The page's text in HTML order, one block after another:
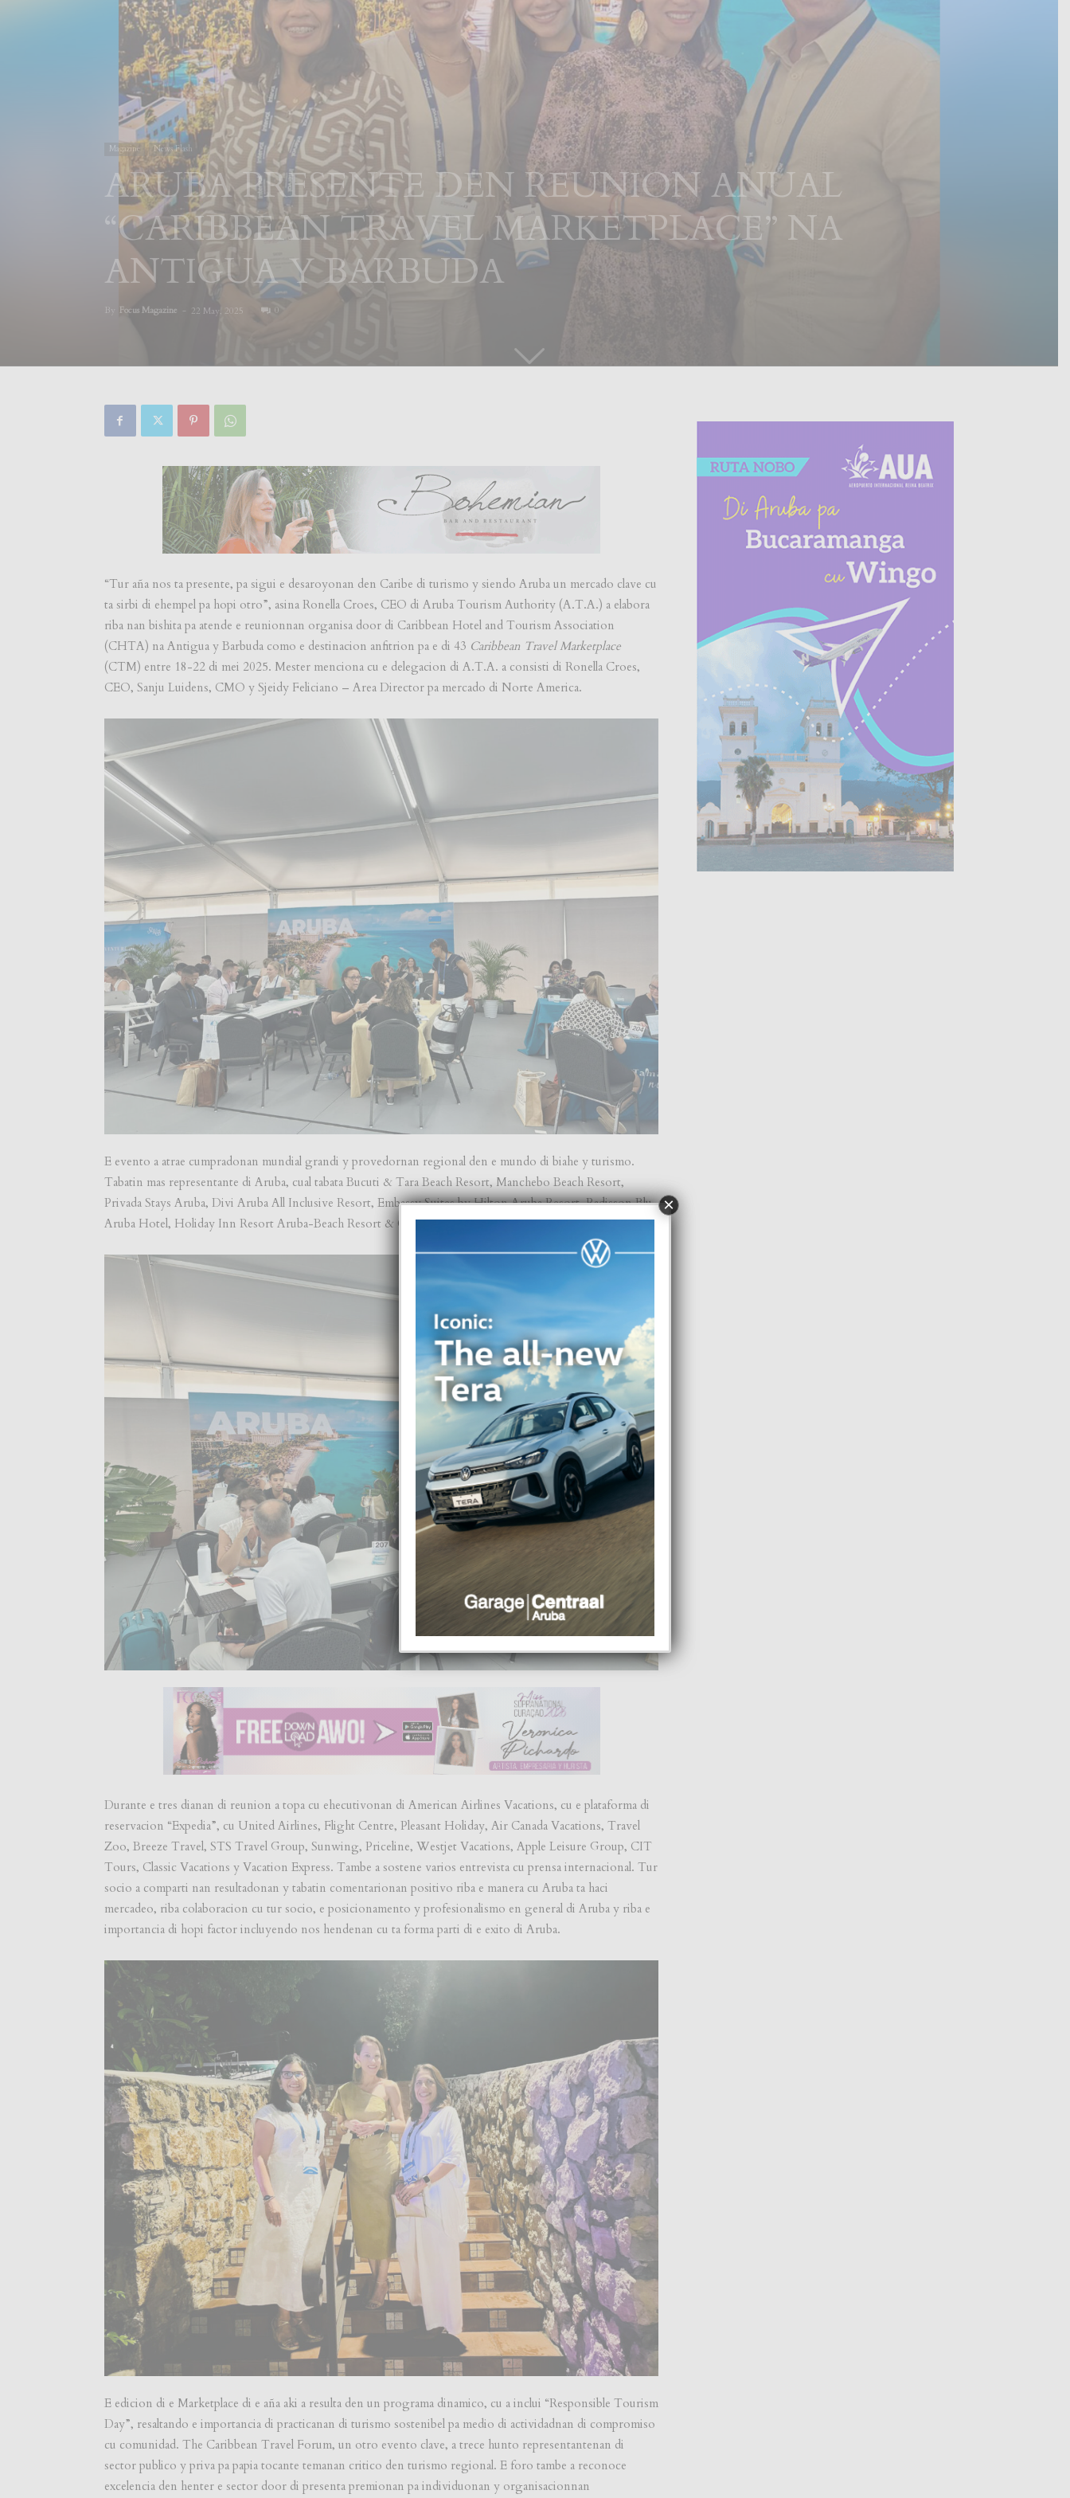
Magazine News Flash
ARUBA PRESENTE DEN REUNION ANUAL
“CARIBBEAN TRAVEL MARKETPLACE” NA
ANTIGUA Y BARBUDA
By Focus Magazine - 22 May, 2025 0
“Tur aña nos ta presente, pa sigui e desaroyonan den Caribe di turismo y siendo Aruba un mercado clave cu
ta sirbi di ehempel pa hopi otro”, asina Ronella Croes, CEO di Aruba Tourism Authority (A.T.A.) a elabora
riba nan bishita pa atende e reunionnan organisa door di Caribbean Hotel and Tourism Association
(CHTA) na Antigua y Barbuda como e destinacion anfitrion pa e di 43 Caribbean Travel Marketplace
(CTM) entre 18-22 di mei 2025. Mester menciona cu e delegacion di A.T.A. a consisti di Ronella Croes,
CEO, Sanju Luidens, CMO y Sjeidy Feliciano – Area Director pa mercado di Norte America.
E evento a atrae cumpradonan mundial grandi y provedornan regional den e mundo di biahe y turismo.
Tabatin mas representante di Aruba, cual tabata Bucuti & Tara Beach Resort, Manchebo Beach Resort,
Privada Stays Aruba, Divi Aruba All Inclusive Resort, Embassy Suites by Hilton Aruba Resort, Radisson Blu
Aruba Hotel, Holiday Inn Resort Aruba-Beach Resort & Casino y De Palm Tours.
Durante e tres dianan di reunion a topa cu ehecutivonan di American Airlines Vacations, cu e plataforma di
reservacion “Expedia”, cu United Airlines, Flight Centre, Pleasant Holiday, Air Canada Vacations, Travel
Zoo, Breeze Travel, STS Travel Group, Sunwing, Priceline, Westjet Vacations, Apple Leisure Group, CIT
Tours, Classic Vacations y Vacation Express. Tambe a sostene varios entrevista cu prensa internacional. Tur
socio a comparti nan resultadonan y tabatin comentarionan positivo riba e manera cu Aruba ta haci
mercadeo, riba colaboracion cu tur socio, e posicionamento y profesionalismo en general di Aruba y riba e
importancia di hopi factor incluyendo nos hendenan cu ta forma parti di e exito di Aruba.
E edicion di e Marketplace di e aña aki a resulta den un programa dinamico, cu a inclui “Responsible Tourism
Day”, resaltando e importancia di practicanan di turismo sostenibel pa medio di actividadnan di compromiso
cu comunidad. The Caribbean Travel Forum, un otro evento clave, a trece hunto representantenan di
sector publico y priva pa papia tocante temanan critico den turismo regional. E foro tambe a reconoce
excelencia den henter e sector door di presenta premionan pa individuonan y organisacionnan
×